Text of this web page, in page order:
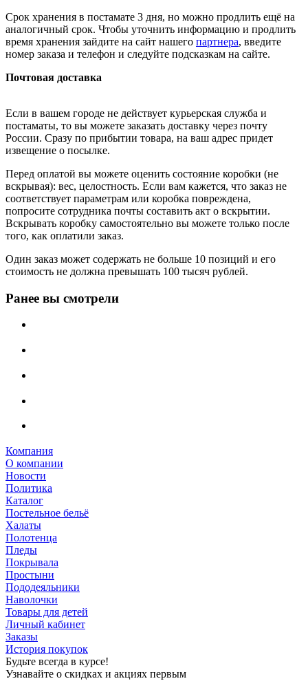
Срок хранения в постамате 3 дня, но можно продлить ещё на
аналогичный срок. Чтобы уточнить информацию и продлить
время хранения зайдите на сайт нашего партнера, введите
номер заказа и телефон и следуйте подсказкам на сайте.
Почтовая доставка
Если в вашем городе не действует курьерская служба и
постаматы, то вы можете заказать доставку через почту
России. Сразу по прибытии товара, на ваш адрес придет
извещение о посылке.
Перед оплатой вы можете оценить состояние коробки (не
вскрывая): вес, целостность. Если вам кажется, что заказ не
соответствует параметрам или коробка повреждена,
попросите сотрудника почты составить акт о вскрытии.
Вскрывать коробку самостоятельно вы можете только после
того, как оплатили заказ.
Один заказ может содержать не больше 10 позиций и его
стоимость не должна превышать 100 тысяч рублей.
Ранее вы смотрели
Компания
О компании
Новости
Политика
Каталог
Постельное бельё
Халаты
Полотенца
Пледы
Покрывала
Простыни
Пододеяльники
Наволочки
Товары для детей
Личный кабинет
Заказы
История покупок
Будьте всегда в курсе!
Узнавайте о скидках и акциях первым